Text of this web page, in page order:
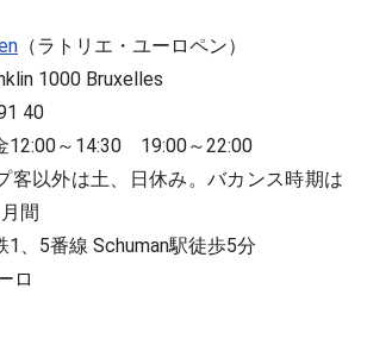
（ラトリエ・ユーロペン）
1000 Bruxelles
40
12:00～14:30 19:00～22:00
客以外は土、日休み。バカンス時期は
間
1、5番線 Schuman駅徒歩5分
ロ